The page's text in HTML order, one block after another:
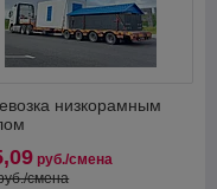
низкорамным
руб./смена
смена